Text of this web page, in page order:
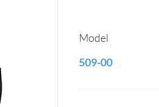
Model
509-00